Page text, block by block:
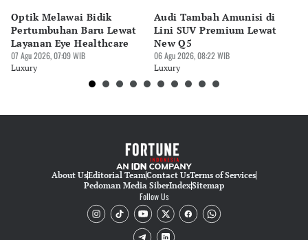
Optik Melawai Bidik
Pertumbuhan Baru Lewat
Layanan Eye Healthcare
07 Agu 2026, 07:09 WIB
Luxury
Audi Tambah Amunisi di
Lini SUV Premium Lewat
New Q5
06 Agu 2026, 08:22 WIB
Luxury
About UsEditorial TeamContact UsTerms of Services
Pedoman Media SiberIndexSitemap
Follow Us